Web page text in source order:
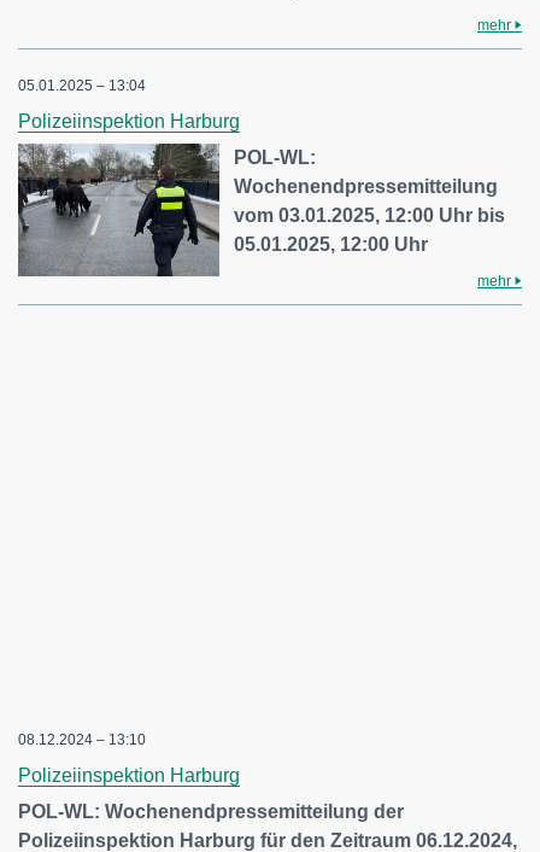
mehr
05.01.2025 – 13:04
Polizeiinspektion Harburg
POL-WL:
Wochenendpressemitteilung
vom 03.01.2025, 12:00 Uhr bis
05.01.2025, 12:00 Uhr
mehr
08.12.2024 – 13:10
Polizeiinspektion Harburg
POL-WL: Wochenendpressemitteilung der
Polizeiinspektion Harburg für den Zeitraum 06.12.2024,